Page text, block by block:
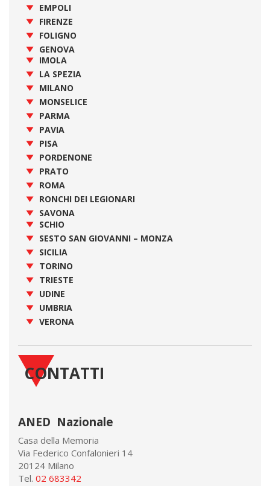
EMPOLI
FIRENZE
FOLIGNO
GENOVA
IMOLA
LA SPEZIA
MILANO
MONSELICE
PARMA
PAVIA
PISA
PORDENONE
PRATO
ROMA
RONCHI DEI LEGIONARI
SAVONA
SCHIO
SESTO SAN GIOVANNI – MONZA
SICILIA
TORINO
TRIESTE
UDINE
UMBRIA
VERONA
CONTATTI
ANED Nazionale
Casa della Memoria
Via Federico Confalonieri 14
20124 Milano
Tel. 02 683342